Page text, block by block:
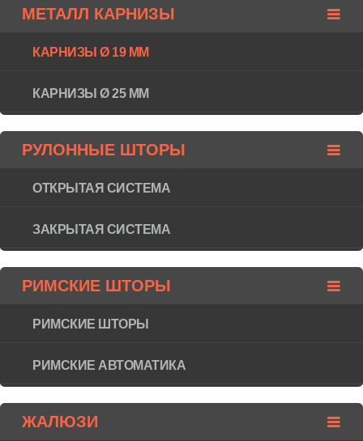
МЕТАЛЛ КАРНИЗЫ
КАРНИЗЫ Ø 19 ММ
КАРНИЗЫ Ø 25 ММ
РУЛОННЫЕ ШТОРЫ
ОТКРЫТАЯ СИСТЕМА
ЗАКРЫТАЯ СИСТЕМА
РИМСКИЕ ШТОРЫ
РИМСКИЕ ШТОРЫ
РИМСКИЕ АВТОМАТИКА
ЖАЛЮЗИ